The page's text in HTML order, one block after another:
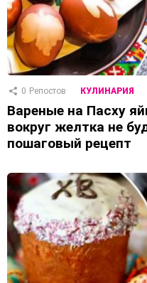
0 Репостов КУЛИНАРИЯ
Вареные на Пасху
вокруг желтка не
пошаговый рецепт